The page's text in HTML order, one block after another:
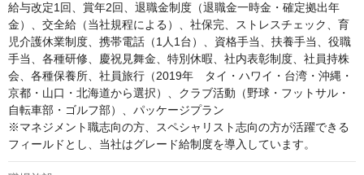
給与改定1回、賞年2回、退職金制度（退職金一時金・確定拠出年
金）、交全給（当社規程による）、社保完、ストレスチェック、育
児介護休業制度、携帯電話（1人1台）、資格手当、扶養手当、役職
手当、各種研修、慶祝見舞金、特別休暇、社内表彰制度、社員持株
会、各種保養所、社員旅行（2019年　タイ・ハワイ・台湾・沖縄・
京都・山口・北海道から選択）、クラブ活動（野球・フットサル・
自転車部・ゴルフ部）、パッケージプラン
※マネジメント職志向の方、スペシャリスト志向の方が活躍できる
フィールドとし、当社はグレード給制度を導入しています。